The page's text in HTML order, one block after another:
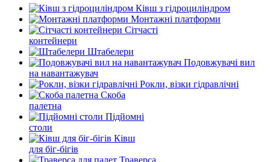
Ківш з гідроциліндром
Монтажні платформи
Сітчасті
контейнери
Штабелери
Подовжувачі вил
на навантажувач
Рокли, візки гідравлічні
Скоба
палетна
Підйомні
столи
Ківш
для біг-бігів
Траверса